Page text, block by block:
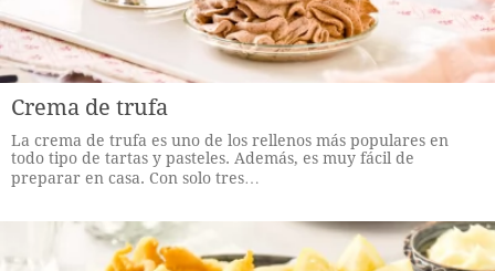
Crema de trufa
La crema de trufa es uno de los rellenos más populares en
todo tipo de tartas y pasteles. Además, es muy fácil de
preparar en casa. Con solo tres…